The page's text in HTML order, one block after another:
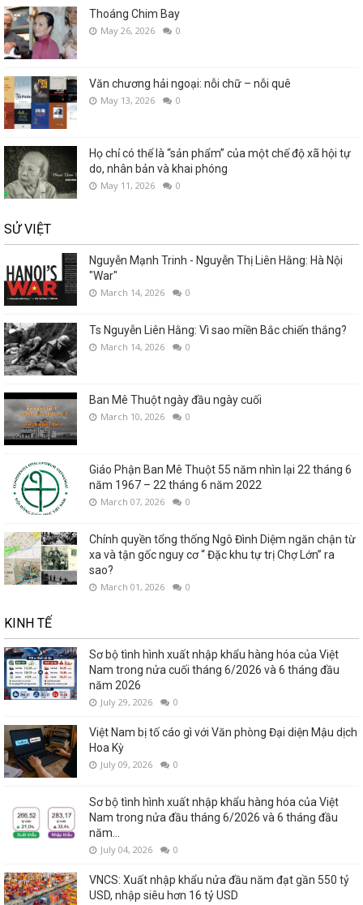
Thoáng Chim Bay
May 26, 2026 0
Văn chương hải ngoại: nỗi chữ – nỗi quê
May 13, 2026 0
Họ chỉ có thể là “sản phẩm” của một chế độ xã hội tự
do, nhân bản và khai phóng
May 11, 2026 0
SỬ VIỆT
Nguyễn Mạnh Trinh - Nguyễn Thị Liên Hằng: Hà Nội
"War"
March 14, 2026 0
Ts Nguyễn Liên Hằng: Vì sao miền Bắc chiến thắng?
March 14, 2026 0
Ban Mê Thuột ngày đầu ngày cuối
March 10, 2026 0
Giáo Phận Ban Mê Thuột 55 năm nhìn lại 22 tháng 6
năm 1967 – 22 tháng 6 năm 2022
March 07, 2026 0
Chính quyền tổng thống Ngô Đình Diệm ngăn chận từ
xa và tận gốc nguy cơ “ Đặc khu tự trị Chợ Lớn” ra
sao?
March 01, 2026 0
KINH TẾ
Sơ bộ tình hình xuất nhập khẩu hàng hóa của Việt
Nam trong nửa cuối tháng 6/2026 và 6 tháng đầu
năm 2026
July 29, 2026 0
Việt Nam bị tố cáo gì với Văn phòng Đại diện Mậu dịch
Hoa Kỳ
July 09, 2026 0
Sơ bộ tình hình xuất nhập khẩu hàng hóa của Việt
Nam trong nửa đầu tháng 6/2026 và 6 tháng đầu
năm...
July 04, 2026 0
VNCS: Xuất nhập khẩu nửa đầu năm đạt gần 550 tỷ
USD, nhập siêu hơn 16 tỷ USD